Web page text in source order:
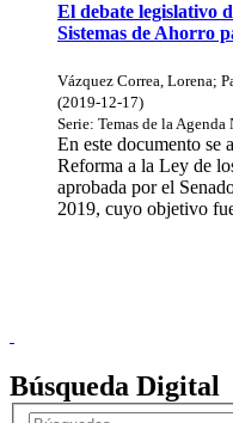
El debate legislativo
Sistemas de Ahorro
Vázquez Correa, Lorena;
(2019-12-17)
Serie: Temas de la Agenda
En este documento se
Reforma a la Ley de
aprobada por el
2019, cuyo objetivo
Búsqueda Digital